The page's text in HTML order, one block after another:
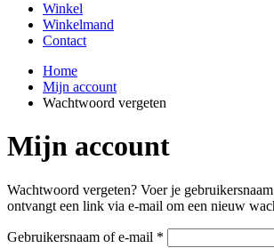
Winkel
Winkelmand
Contact
Home
Mijn account
Wachtwoord vergeten
Mijn account
Wachtwoord vergeten? Voer je
ontvangt een link via e-mail om een nieuw
Gebruikersnaam of e-mail *